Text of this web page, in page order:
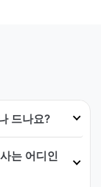
드나요?
는 어디인